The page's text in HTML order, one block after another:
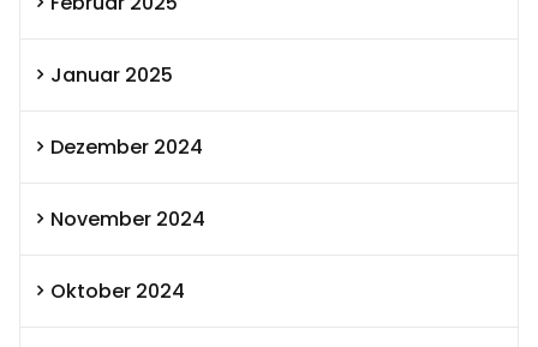
Januar 2025
Dezember 2024
November 2024
Oktober 2024